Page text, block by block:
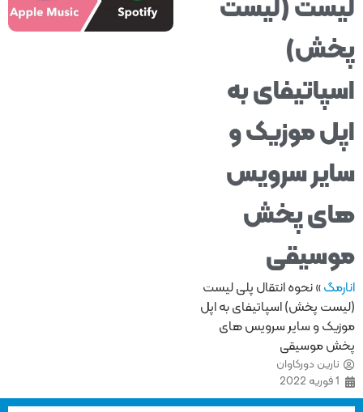
(لیست
به
موزیک و
سرویس
پخش
»نحوه انتقال پلی لیست
پخش) اسپاتیفای به اپل
و سایر سرویس های
موسیقی
نارین دورکاوان